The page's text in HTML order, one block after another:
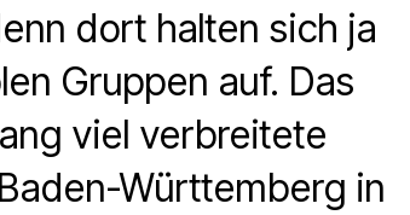
dort halten sich ja
Gruppen auf. Das
viel verbreitete
Württemberg in